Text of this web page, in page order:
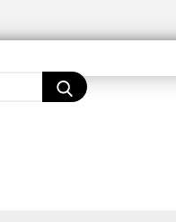
Suche...